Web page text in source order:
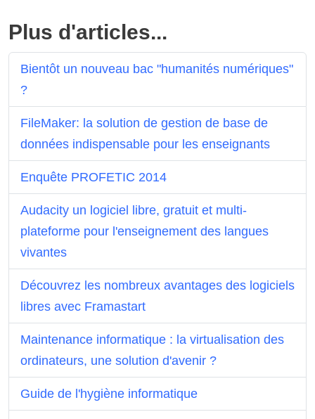
Plus d'articles...
Bientôt un nouveau bac "humanités numériques"
?
FileMaker: la solution de gestion de base de
données indispensable pour les enseignants
Enquête PROFETIC 2014
Audacity un logiciel libre, gratuit et multi-
plateforme pour l'enseignement des langues
vivantes
Découvrez les nombreux avantages des logiciels
libres avec Framastart
Maintenance informatique : la virtualisation des
ordinateurs, une solution d'avenir ?
Guide de l'hygiène informatique